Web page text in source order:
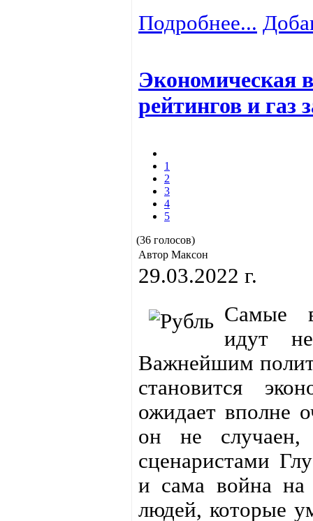
Подробнее...
Экономическая
рейтингов и газ
1
2
3
4
5
(36 голосов)
Автор Максон
29.03.2022 г.
Самые
идут
Важнейшим
становится
ожидает вполне
он не случаен,
сценаристами
и сама война
людей, которые